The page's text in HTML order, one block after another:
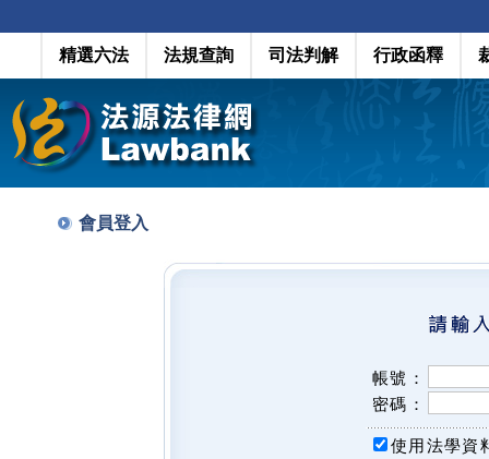
精選六法 法規查詢 司法判解 行政函釋
會員登入
帳號：
密碼：
使用法學資